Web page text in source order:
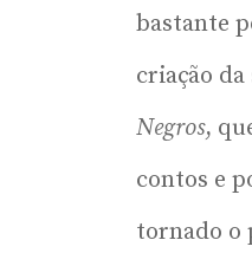
bastante
criação da
Negros,
contos e
tornado o